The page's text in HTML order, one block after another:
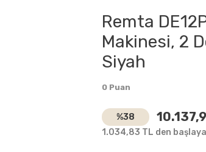
Remta
Makinesi, 2
Siyah
0 Puan
%38
1.034,83 TL den